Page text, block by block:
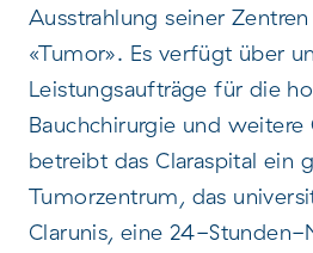
Ausstrahlung seiner
«Tumor». Es verfügt über
Leistungsaufträge für die
Bauchchirurgie und weitere
betreibt das Claraspital ein
Tumorzentrum, das
Clarunis, eine 24-